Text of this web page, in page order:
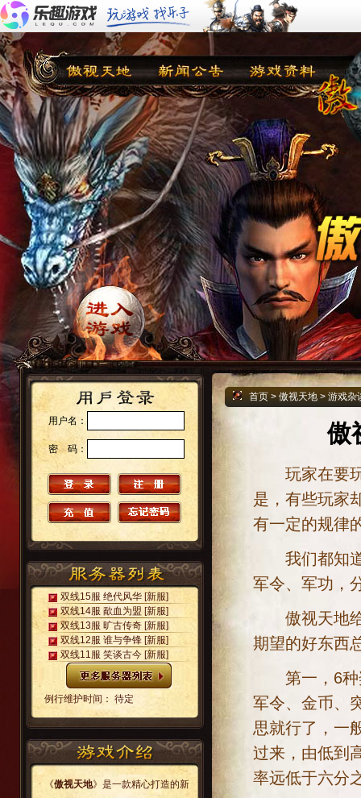
用户名：
密 码：
双线15服 绝代风华 [新服]
双线14服 歃血为盟 [新服]
双线13服 旷古传奇 [新服]
双线12服 谁与争锋 [新服]
双线11服 笑谈古今 [新服]
例行维护时间： 待定
《傲视天地》是一款精心打造的新
首页 > 傲视天地 > 游戏杂
傲
玩家在要玩
是，有些玩家
有一定的规律
我们都知道
军令、军功，
傲视天地给
期望的好东西
第一，6种
军令、金币、
思就行了，一
过来，由低到
率远低于六分